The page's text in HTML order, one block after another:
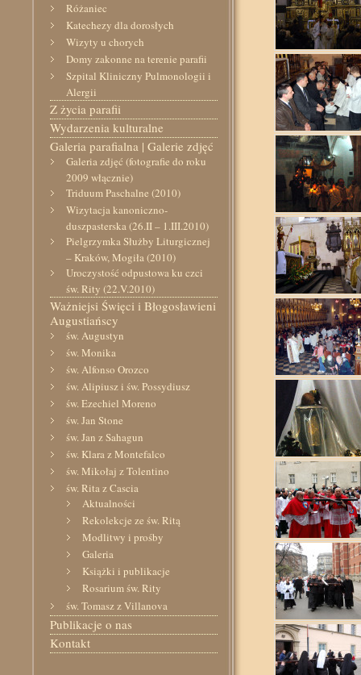
Różaniec
Katechezy dla dorosłych
Wizyty u chorych
Domy zakonne na terenie parafii
Szpital Kliniczny Pulmonologii i
Alergii
Z życia parafii
Wydarzenia kulturalne
Galeria parafialna | Galerie zdjęć
Galeria zdjęć (fotografie do roku
2009 włącznie)
Triduum Paschalne (2010)
Wizytacja kanoniczno-
duszpasterska (26.II – 1.III.2010)
Pielgrzymka Służby Liturgicznej
– Kraków, Mogiła (2010)
Uroczystość odpustowa ku czci
św. Rity (22.V.2010)
Ważniejsi Święci i Błogosławieni
Augustiańscy
św. Augustyn
św. Monika
św. Alfonso Orozco
św. Alipiusz i św. Possydiusz
św. Ezechiel Moreno
św. Jan Stone
św. Jan z Sahagun
św. Klara z Montefalco
św. Mikołaj z Tolentino
św. Rita z Cascia
Aktualności
Rekolekcje ze św. Ritą
Modlitwy i prośby
Galeria
Książki i publikacje
Rosarium św. Rity
św. Tomasz z Villanova
Publikacje o nas
Kontakt